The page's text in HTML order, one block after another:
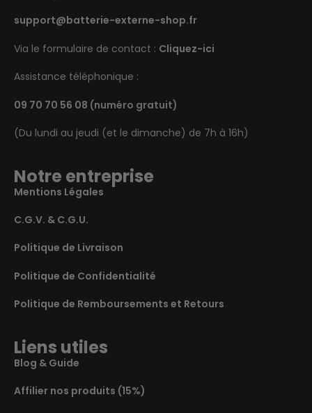
support@batterie-externe-shop.fr
Via le formulaire de contact : Cliquez-ici
Assistance téléphonique :
09 70 70 56 08 (numéro gratuit)
(Du lundi au jeudi (et le dimanche) de 7h à 16h)
Notre entreprise
Mentions Légales
C.G.V. & C.G.U.
Politique de Livraison
Politique de Confidentialité
Politique de Remboursements et Retours
Liens utiles
Blog & Guide
Affilier nos produits (15%)